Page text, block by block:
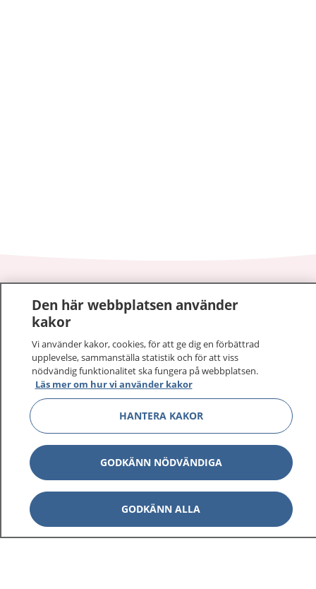
På 1177.se får du råd om hälsa och information om
sjukdomar och vilka mottagningar du kan kontakta.
Logga in för att läsa din journal och göra dina
vårdärenden. Ring telefonnummer 1177 för
sjukvårdsrådgivning dygnet runt.
1177 ger dig råd när du vill må bättre.
1177 på flera språk Visa
Visa
Den här webbplatsen använder
kakor
Vi använder kakor, cookies, för att ge dig en förbättrad
upplevelse, sammanställa statistik och för att viss
nödvändig funktionalitet ska fungera på webbplatsen.
Läs mer om hur vi använder kakor
HANTERA KAKOR
GODKÄNN NÖDVÄNDIGA
GODKÄNN ALLA